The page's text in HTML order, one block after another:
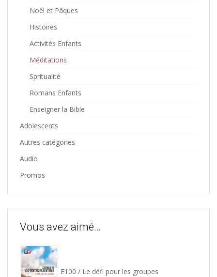
Noël et Pâques
Histoires
Activités Enfants
Méditations
Spritualité
Romans Enfants
Enseigner la Bible
Adolescents
Autres catégories
Audio
Promos
Vous avez aimé…
E100 / Le défi pour les groupes